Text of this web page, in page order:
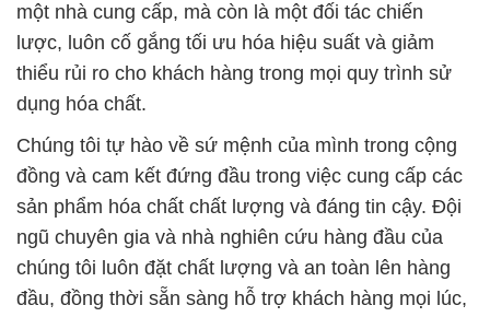
một nhà cung cấp, mà còn là một đối tác chiến
lược, luôn cố gắng tối ưu hóa hiệu suất và giảm
thiểu rủi ro cho khách hàng trong mọi quy trình sử
dụng hóa chất.
Chúng tôi tự hào về sứ mệnh của mình trong cộng
đồng và cam kết đứng đầu trong việc cung cấp các
sản phẩm hóa chất chất lượng và đáng tin cậy. Đội
ngũ chuyên gia và nhà nghiên cứu hàng đầu của
chúng tôi luôn đặt chất lượng và an toàn lên hàng
đầu, đồng thời sẵn sàng hỗ trợ khách hàng mọi lúc,